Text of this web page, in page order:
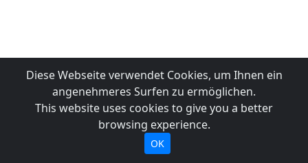
Diese Webseite verwendet Cookies, um Ihnen ein
angenehmeres Surfen zu ermöglichen.
This website uses cookies to give you a better
browsing experience.
OK